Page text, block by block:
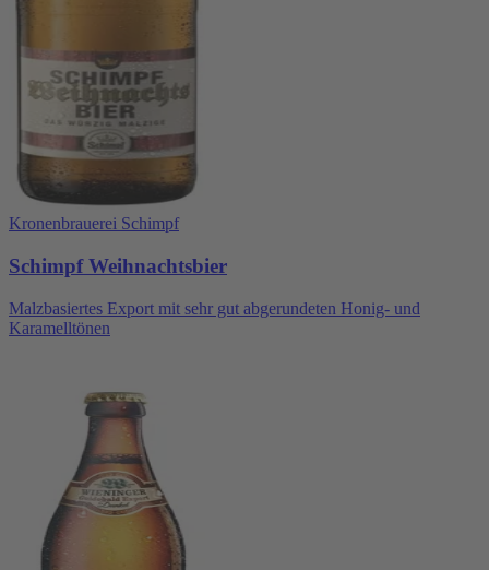
Kronenbrauerei Schimpf
Schimpf Weihnachtsbier
Malzbasiertes Export mit sehr gut abgerundeten Honig- und
Karamelltönen